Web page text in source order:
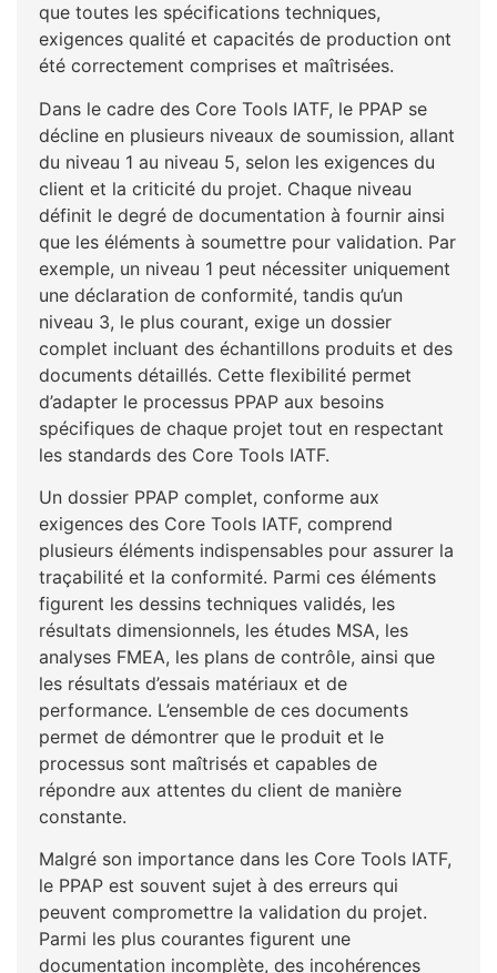
que toutes les spécifications techniques,
exigences qualité et capacités de production ont
été correctement comprises et maîtrisées.
Dans le cadre des Core Tools IATF, le PPAP se
décline en plusieurs niveaux de soumission, allant
du niveau 1 au niveau 5, selon les exigences du
client et la criticité du projet. Chaque niveau
définit le degré de documentation à fournir ainsi
que les éléments à soumettre pour validation. Par
exemple, un niveau 1 peut nécessiter uniquement
une déclaration de conformité, tandis qu’un
niveau 3, le plus courant, exige un dossier
complet incluant des échantillons produits et des
documents détaillés. Cette flexibilité permet
d’adapter le processus PPAP aux besoins
spécifiques de chaque projet tout en respectant
les standards des Core Tools IATF.
Un dossier PPAP complet, conforme aux
exigences des Core Tools IATF, comprend
plusieurs éléments indispensables pour assurer la
traçabilité et la conformité. Parmi ces éléments
figurent les dessins techniques validés, les
résultats dimensionnels, les études MSA, les
analyses FMEA, les plans de contrôle, ainsi que
les résultats d’essais matériaux et de
performance. L’ensemble de ces documents
permet de démontrer que le produit et le
processus sont maîtrisés et capables de
répondre aux attentes du client de manière
constante.
Malgré son importance dans les Core Tools IATF,
le PPAP est souvent sujet à des erreurs qui
peuvent compromettre la validation du projet.
Parmi les plus courantes figurent une
documentation incomplète, des incohérences